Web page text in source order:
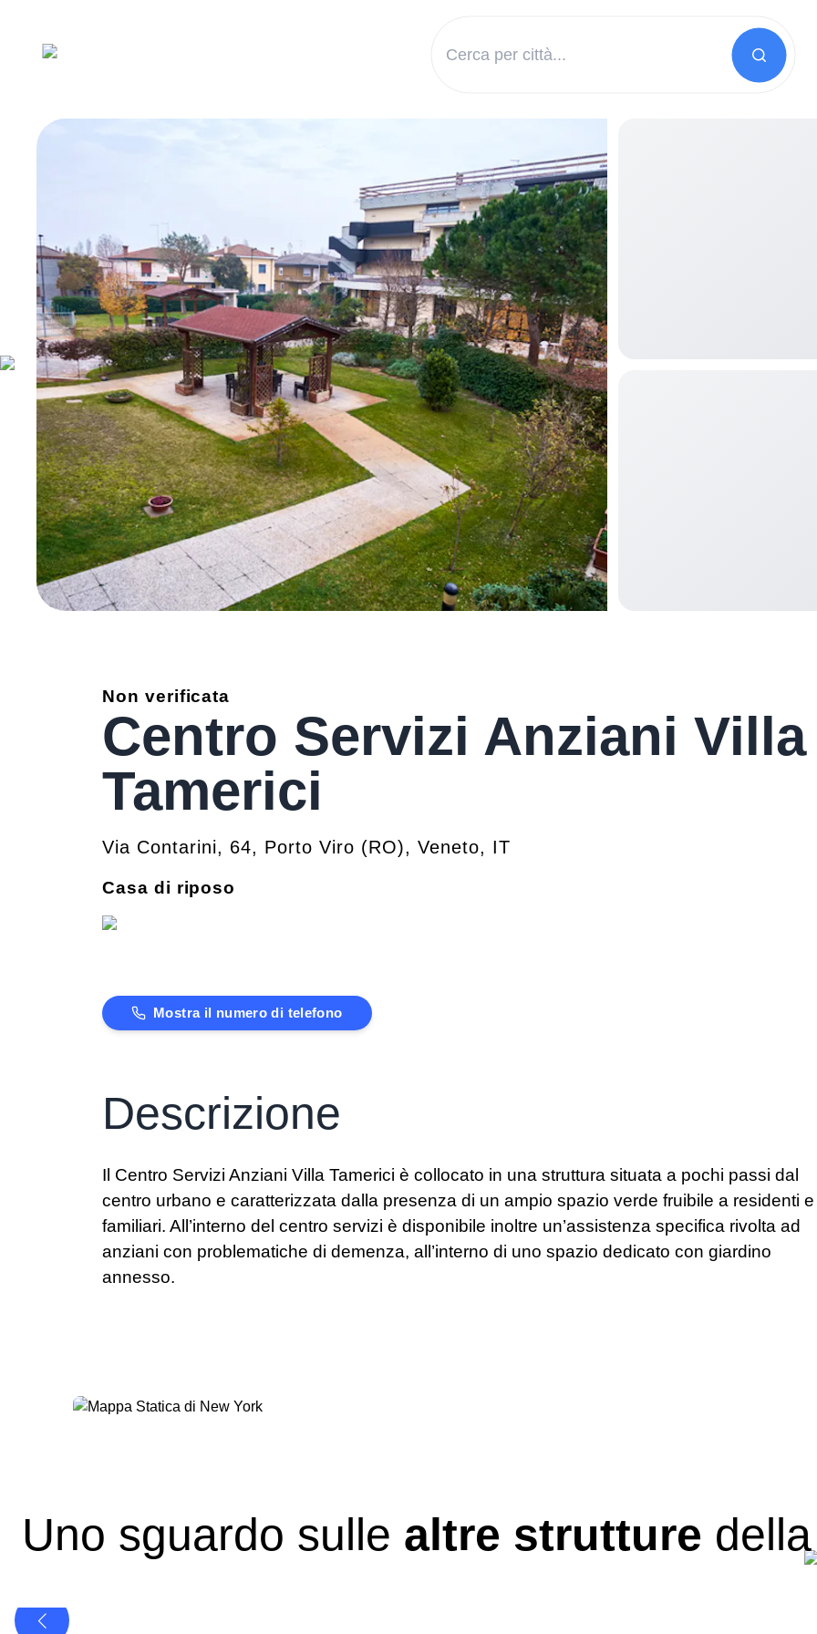
Non verificata
Centro Servizi Anziani Villa
Tamerici
Via Contarini, 64, Porto Viro (RO), Veneto, IT
Casa di riposo
Mostra il numero di telefono
Descrizione
Il Centro Servizi Anziani Villa Tamerici è collocato in una struttura situata a pochi passi dal
centro urbano e caratterizzata dalla presenza di un ampio spazio verde fruibile a residenti e
familiari. All’interno del centro servizi è disponibile inoltre un’assistenza specifica rivolta ad
anziani con problematiche di demenza, all’interno di uno spazio dedicato con giardino
annesso.
Uno sguardo sulle altre strutture
Casa di Riposo